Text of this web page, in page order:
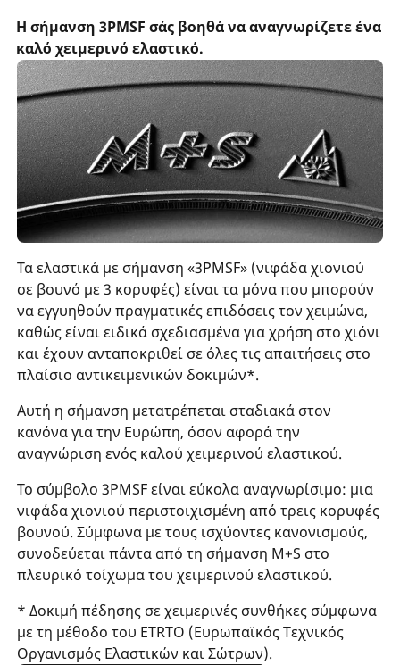
Η σήμανση 3PMSF σάς βοηθά να αναγνωρίζετε ένα
καλό χειμερινό ελαστικό.
Τα ελαστικά με σήμανση «3PMSF» (νιφάδα χιονιού
σε βουνό με 3 κορυφές) είναι τα μόνα που μπορούν
να εγγυηθούν πραγματικές επιδόσεις τον χειμώνα,
καθώς είναι ειδικά σχεδιασμένα για χρήση στο χιόνι
και έχουν ανταποκριθεί σε όλες τις απαιτήσεις στο
πλαίσιο αντικειμενικών δοκιμών*.
Αυτή η σήμανση μετατρέπεται σταδιακά στον
κανόνα για την Ευρώπη, όσον αφορά την
αναγνώριση ενός καλού χειμερινού ελαστικού.
Το σύμβολο 3PMSF είναι εύκολα αναγνωρίσιμο: μια
νιφάδα χιονιού περιστοιχισμένη από τρεις κορυφές
βουνού. Σύμφωνα με τους ισχύοντες κανονισμούς,
συνοδεύεται πάντα από τη σήμανση M+S στο
πλευρικό τοίχωμα του χειμερινού ελαστικού.
* Δοκιμή πέδησης σε χειμερινές συνθήκες σύμφωνα
με τη μέθοδο του ETRTO (Ευρωπαϊκός Τεχνικός
Οργανισμός Ελαστικών και Σώτρων).